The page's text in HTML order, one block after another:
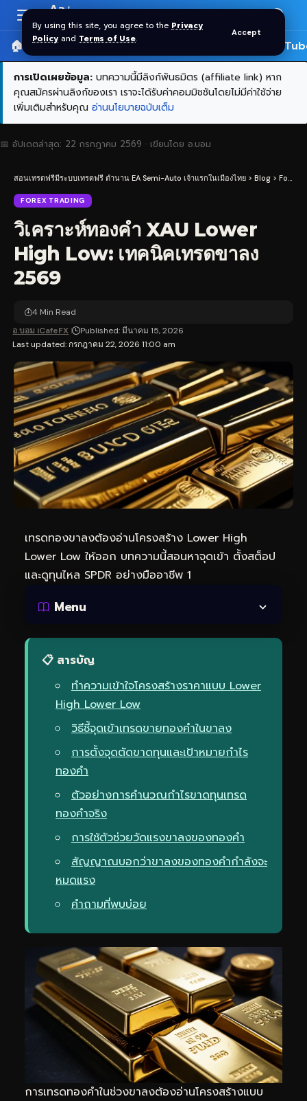
By using this site, you agree to the Privacy
Policy and Terms of Use.
Accept
Resizer
Aa
🏠 หน้าแรก ราคาทอง SPDR 🎬
การเปิดเผยข้อมูล: บทความนี้มีลิงก์พันธมิตร (affiliate link) หาก
คุณสมัครผ่านลิงก์ของเรา เราจะได้รับค่าคอมมิชชันโดยไม่มีค่าใช้จ่าย
เพิ่มเติมสำหรับคุณ อ่านนโยบายฉบับเต็ม
📅 อัปเดตล่าสุด: 22 กรกฎาคม 2569 · เขียนโดย อ.บอม
สอนเทรดฟรีมีระบบเทรดฟรี ตำนาน EA Semi-Auto เจ้าแรกในเมืองไทย > Blog > Forex Trading
FOREX TRADING
วิเคราะห์ทองคำ XAU Lower
High Low: เทคนิคเทรดขาลง
2569
Last updated: กรกฎาคม 22, 2026 11:00 am
อ.บอม iCafeFX Published: มีนาคม 15, 2026
4 Min Read
เทรดทองขาลงต้องอ่านโครงสร้าง Lower High
Lower Low ให้ออก บทความนี้สอนหาจุดเข้า ตั้งสต็อป
และดูทุนไหล SPDR อย่างมืออาชีพ 1
Menu
📋 สารบัญ
ทำความเข้าใจโครงสร้างราคาแบบ Lower
High Lower Low
วิธีชี้จุดเข้าเทรดขายทองคำในขาลง
การตั้งจุดตัดขาดทุนและเป้าหมายกำไร
ทองคำ
ตัวอย่างการคำนวณกำไรขาดทุนเทรด
ทองคำจริง
การใช้ตัวช่วยวัดแรงขาลงของทองคำ
สัญญาณบอกว่าขาลงของทองคำกำลังจะ
หมดแรง
คำถามที่พบบ่อย
การเทรดทองคำในช่วงขาลงต้องอ่านโครงสร้างแบบ